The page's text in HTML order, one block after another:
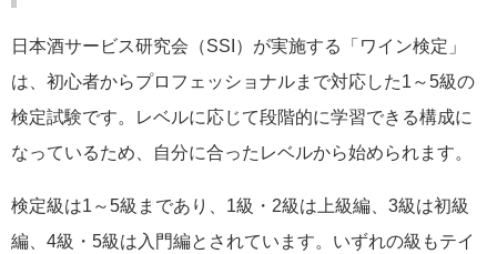
日本酒サービス研究会（SSI）が実施する「ワイン検定」
は、初心者からプロフェッショナルまで対応した1～5級の
検定試験です。レベルに応じて段階的に学習できる構成に
なっているため、自分に合ったレベルから始められます。
検定級は1～5級まであり、1級・2級は上級編、3級は初級
編、4級・5級は入門編とされています。いずれの級もテイ